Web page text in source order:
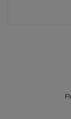
finden Sie einige der Rezensionen